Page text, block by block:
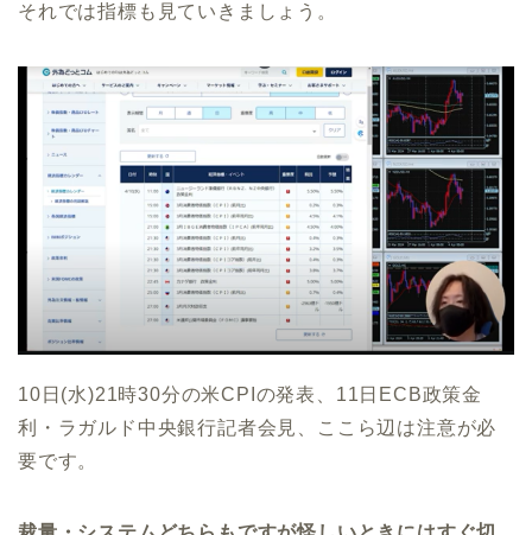
それでは指標も見ていきましょう。
10日(水)21時30分の米CPIの発表、11日ECB政策金
利・ラガルド中央銀行記者会見、ここら辺は注意が必
要です。